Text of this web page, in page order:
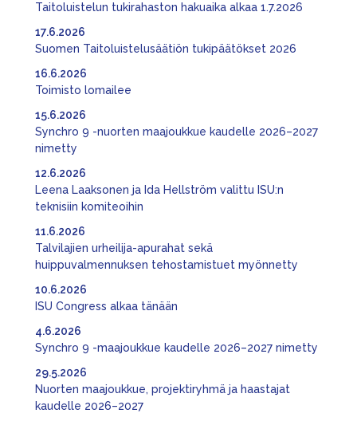
Taitoluistelun tukirahaston hakuaika alkaa 1.7.2026
Suomen Taitoluistelusäätiön tukipäätökset 2026
17.6.2026
Toimisto lomailee
16.6.2026
Synchro 9 -nuorten maajoukkue kaudelle 2026–2027
nimetty
15.6.2026
Leena Laaksonen ja Ida Hellström valittu ISU:n
teknisiin komiteoihin
12.6.2026
Talvilajien urheilija-apurahat sekä
huippuvalmennuksen tehostamistuet myönnetty
11.6.2026
ISU Congress alkaa tänään
10.6.2026
Synchro 9 -maajoukkue kaudelle 2026–2027 nimetty
4.6.2026
Nuorten maajoukkue, projektiryhmä ja haastajat
kaudelle 2026–2027
29.5.2026